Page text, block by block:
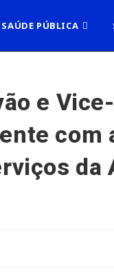
SAÚDE PÚBLICA
e
com